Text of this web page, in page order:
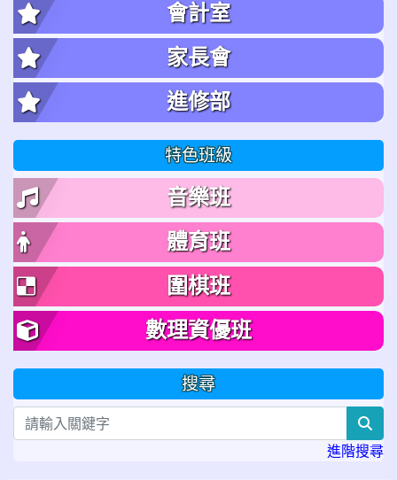
會計室
家長會
進修部
特色班級
音樂班
體育班
圍棋班
數理資優班
搜尋
進階搜尋